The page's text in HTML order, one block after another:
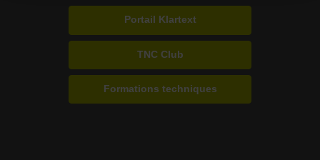
Portail Klartext
TNC Club
Formations techniques